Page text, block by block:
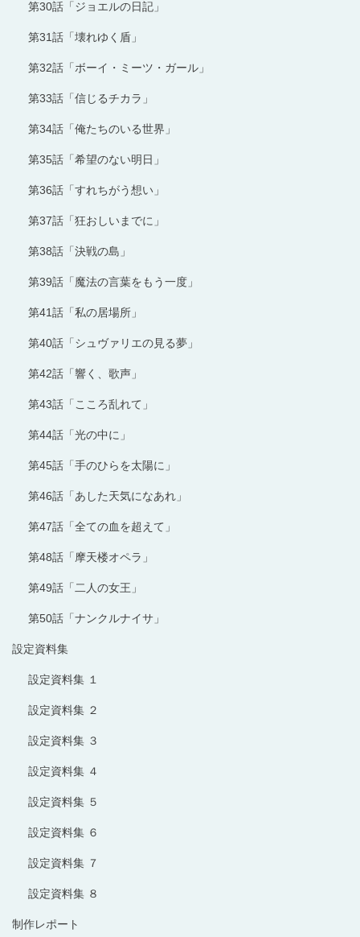
第30話「ジョエルの日記」
第31話「壊れゆく盾」
第32話「ボーイ・ミーツ・ガール」
第33話「信じるチカラ」
第34話「俺たちのいる世界」
第35話「希望のない明日」
第36話「すれちがう想い」
第37話「狂おしいまでに」
第38話「決戦の島」
第39話「魔法の言葉をもう一度」
第41話「私の居場所」
第40話「シュヴァリエの見る夢」
第42話「響く、歌声」
第43話「こころ乱れて」
第44話「光の中に」
第45話「手のひらを太陽に」
第46話「あした天気になあれ」
第47話「全ての血を超えて」
第48話「摩天楼オペラ」
第49話「二人の女王」
第50話「ナンクルナイサ」
設定資料集
設定資料集 １
設定資料集 ２
設定資料集 ３
設定資料集 ４
設定資料集 ５
設定資料集 ６
設定資料集 ７
設定資料集 ８
制作レポート